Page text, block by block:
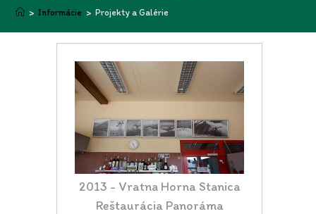
> Informácie > Projekty a Galérie
2013 - Vratna Horna Stanica
Reštaurácia Panoráma